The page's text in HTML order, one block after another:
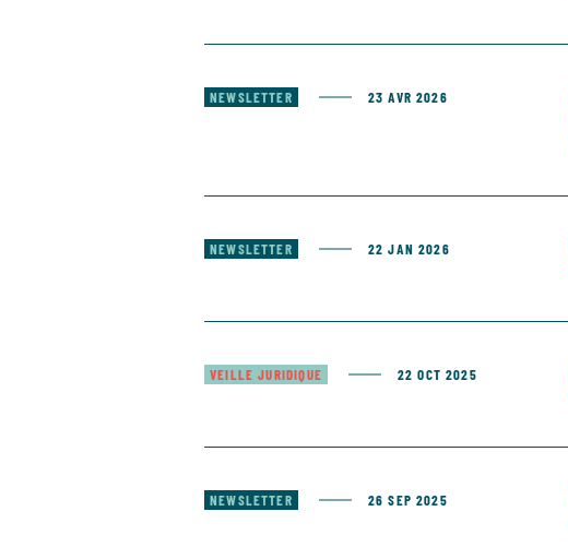
NEWSLETTER 23 AVR 2026
NEWSLETTER 22 JAN 2026
VEILLE JURIDIQUE 22 OCT 2025
NEWSLETTER 26 SEP 2025